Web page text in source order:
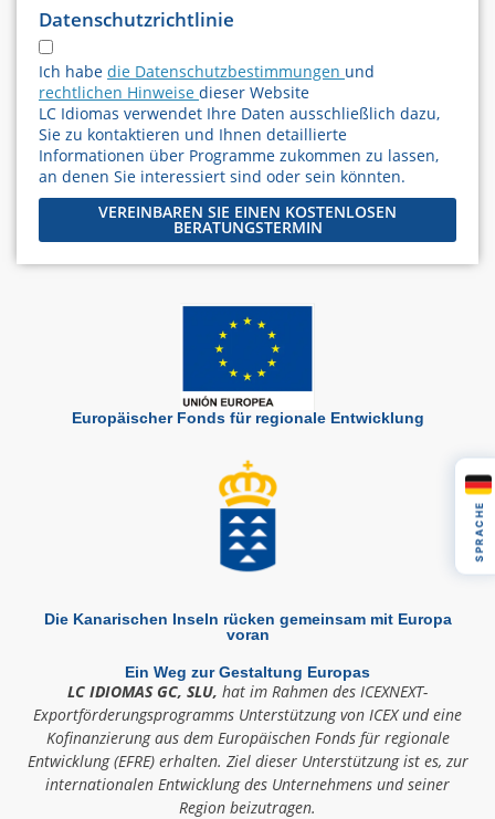
Datenschutzrichtlinie
Ich habe die Datenschutzbestimmungen und
rechtlichen Hinweise dieser Website
LC Idiomas verwendet Ihre Daten ausschließlich dazu,
Sie zu kontaktieren und Ihnen detaillierte
Informationen über Programme zukommen zu lassen,
an denen Sie interessiert sind oder sein könnten.
VEREINBAREN SIE EINEN KOSTENLOSEN
BERATUNGSTERMIN
Europäischer Fonds für regionale Entwicklung
Die Kanarischen Inseln rücken gemeinsam mit Europa
voran
Ein Weg zur Gestaltung Europas
LC IDIOMAS GC, SLU, hat im Rahmen des ICEXNEXT-
Exportförderungsprogramms Unterstützung von ICEX und eine
Kofinanzierung aus dem Europäischen Fonds für regionale
Entwicklung (EFRE) erhalten. Ziel dieser Unterstützung ist es, zur
internationalen Entwicklung des Unternehmens und seiner
Region beizutragen.
SPRACHE